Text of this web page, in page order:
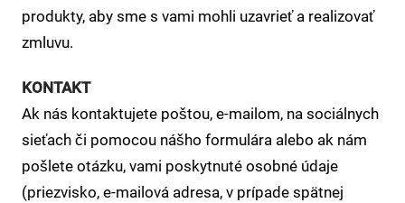
produkty, aby sme s vami mohli uzavrieť a realizovať
zmluvu.
KONTAKT
Ak nás kontaktujete poštou, e-mailom, na sociálnych
sieťach či pomocou nášho formulára alebo ak nám
pošlete otázku, vami poskytnuté osobné údaje
(priezvisko, e-mailová adresa, v prípade spätnej